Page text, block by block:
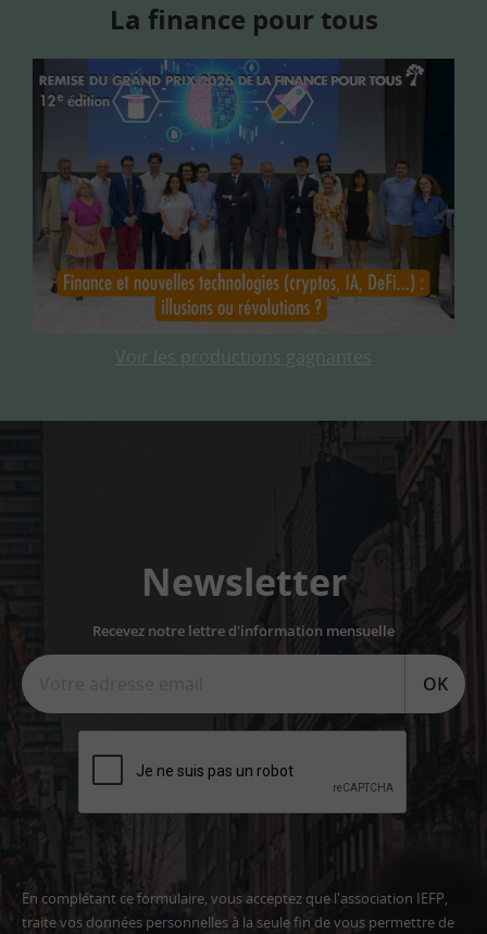
La finance pour tous
Voir les productions gagnantes
Newsletter
Recevez notre lettre d'information mensuelle
OK
En complétant ce formulaire, vous acceptez que l'association IEFP,
traite vos données personnelles à la seule fin de vous permettre de